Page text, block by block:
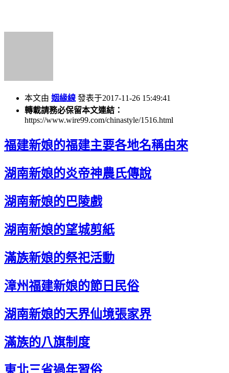
本文由 姻緣線 發表于2017-11-26 15:49:41
轉載請務必保留本文連結：
https://www.wire99.com/chinastyle/1516.html
福建新娘的福建主要各地名稱由來
湖南新娘的炎帝神農氏傳說
湖南新娘的巴陵戲
湖南新娘的望城剪紙
滿族新娘的祭祀活動
漳州福建新娘的節日民俗
湖南新娘的天界仙境張家界
滿族的八旗制度
東北三省過年習俗